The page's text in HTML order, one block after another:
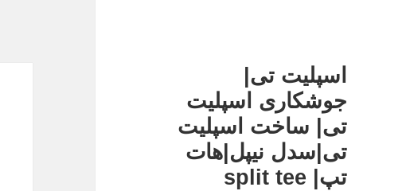
اسپلیت تی|
جوشکاری اسپلیت
تی| ساخت اسپلیت
تی|سدل نیپل|هات
تپ| split tee